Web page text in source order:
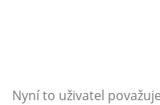
Nyní to uživatel